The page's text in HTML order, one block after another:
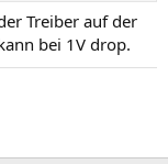
Treiber auf der
bei 1V drop.